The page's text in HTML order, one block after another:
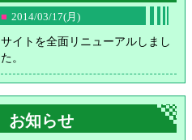
■2014/03/17(月)
サイトを全面リニューアルしまし
た。
お知らせ